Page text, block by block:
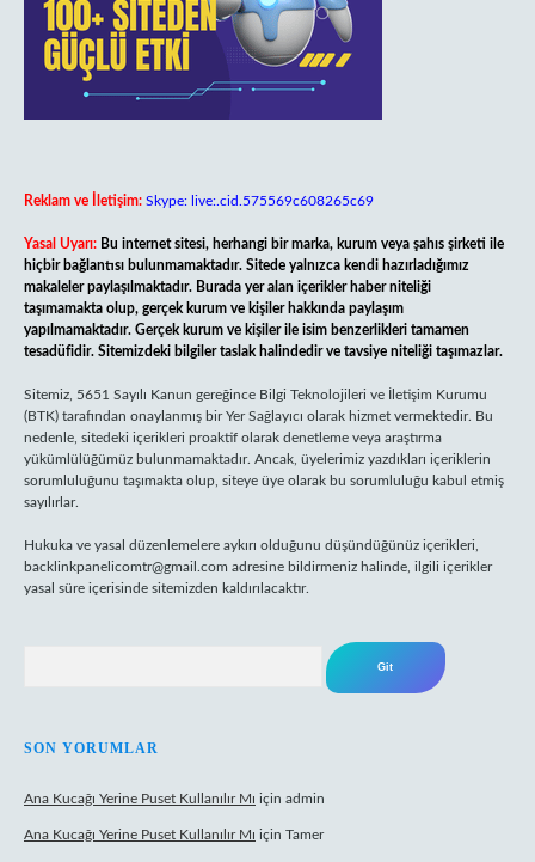
Reklam ve İletişim: Skype: live:.cid.575569c608265c69
Yasal Uyarı: Bu internet sitesi, herhangi bir marka, kurum veya şahıs şirketi ile
hiçbir bağlantısı bulunmamaktadır. Sitede yalnızca kendi hazırladığımız
makaleler paylaşılmaktadır. Burada yer alan içerikler haber niteliği
taşımamakta olup, gerçek kurum ve kişiler hakkında paylaşım
yapılmamaktadır. Gerçek kurum ve kişiler ile isim benzerlikleri tamamen
tesadüfidir. Sitemizdeki bilgiler taslak halindedir ve tavsiye niteliği taşımazlar.
Sitemiz, 5651 Sayılı Kanun gereğince Bilgi Teknolojileri ve İletişim Kurumu
(BTK) tarafından onaylanmış bir Yer Sağlayıcı olarak hizmet vermektedir. Bu
nedenle, sitedeki içerikleri proaktif olarak denetleme veya araştırma
yükümlülüğümüz bulunmamaktadır. Ancak, üyelerimiz yazdıkları içeriklerin
sorumluluğunu taşımakta olup, siteye üye olarak bu sorumluluğu kabul etmiş
sayılırlar.
Hukuka ve yasal düzenlemelere aykırı olduğunu düşündüğünüz içerikleri,
backlinkpanelicomtr@gmail.com adresine bildirmeniz halinde, ilgili içerikler
yasal süre içerisinde sitemizden kaldırılacaktır.
SON YORUMLAR
Ana Kucağı Yerine Puset Kullanılır Mı için admin
Ana Kucağı Yerine Puset Kullanılır Mı için Tamer